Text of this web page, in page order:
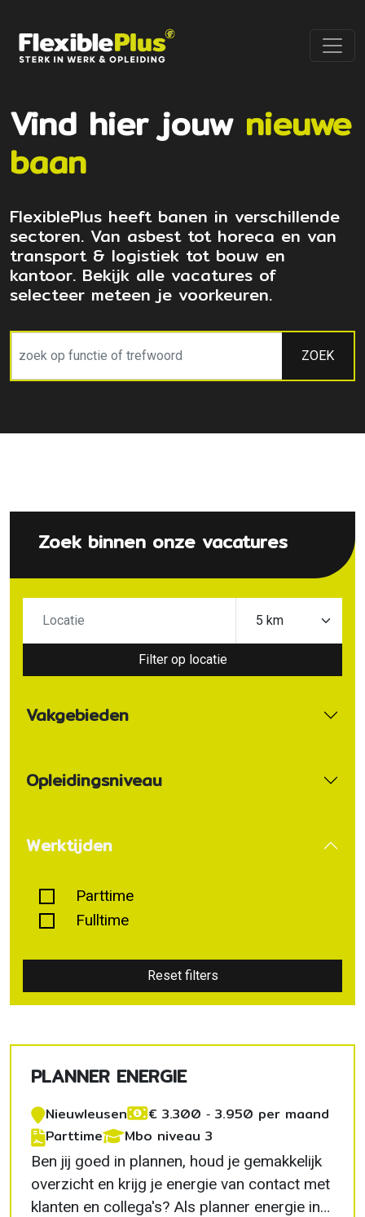
Vind hier jouw nieuwe
baan
FlexiblePlus heeft banen in verschillende
sectoren. Van asbest tot horeca en van
transport & logistiek tot bouw en
kantoor. Bekijk alle vacatures of
selecteer meteen je voorkeuren.
ZOEK
Zoek binnen onze vacatures
Filter op locatie
Vakgebieden
Opleidingsniveau
Werktijden
Parttime
Fulltime
Reset filters
PLANNER ENERGIE
Nieuwleusen
€ 3.300 ‐ 3.950 per maand
Parttime
Mbo niveau 3
Ben jij goed in plannen, houd je gemakkelijk
overzicht en krijg je energie van contact met
klanten en collega's? Als planner energie in